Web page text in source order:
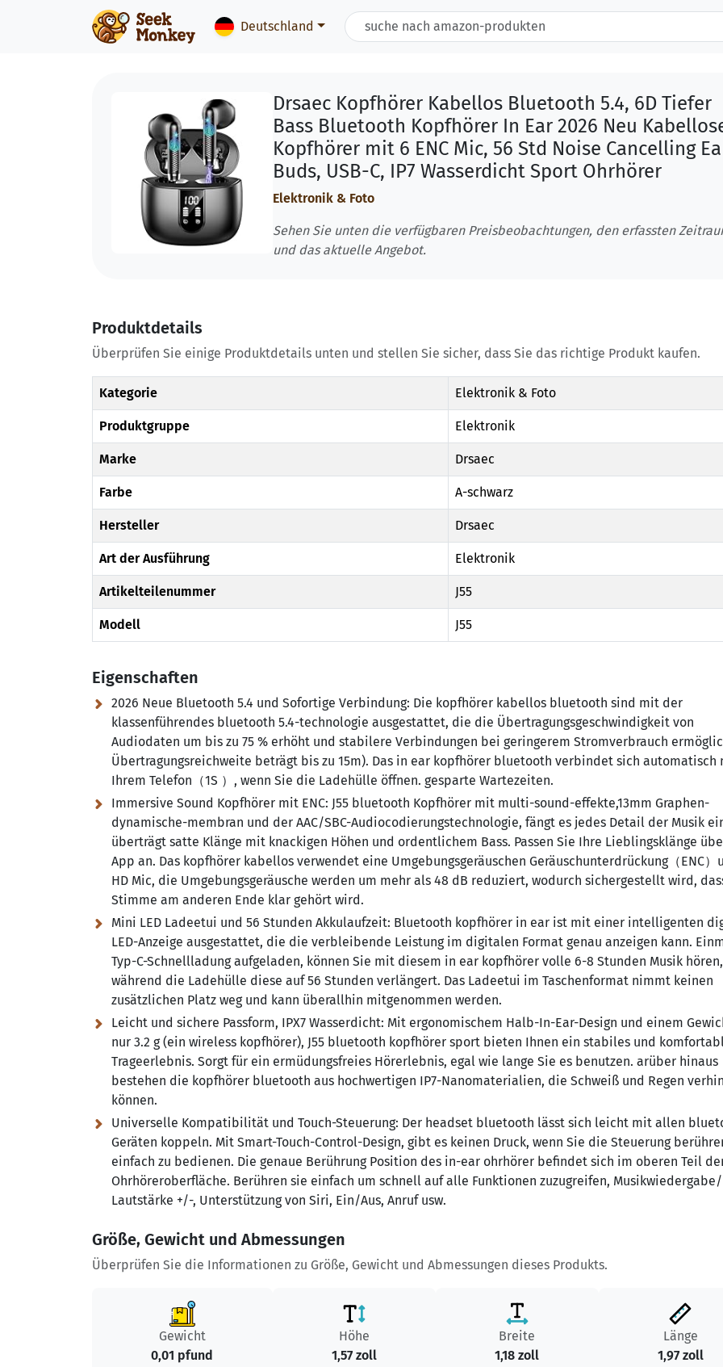
Deutschland
Drsaec Kopfhörer Kabellos Bluetooth 5.4, 6D Tiefer
Bass Bluetooth Kopfhörer In Ear 2026 Neu
Kopfhörer mit 6 ENC Mic, 56 Std Noise Cancelling
Buds, USB-C, IP7 Wasserdicht Sport Ohrhörer
Elektronik & Foto
Sehen Sie unten die verfügbaren Preisbeobachtungen, den erfassten
und das aktuelle Angebot.
Produktdetails
Überprüfen Sie einige Produktdetails unten und stellen Sie sicher, dass Sie das richtige Produkt kaufen.
Kategorie Elektronik & Foto
Produktgruppe Elektronik
Marke Drsaec
Farbe A-schwarz
Hersteller Drsaec
Art der Ausführung Elektronik
Artikelteilenummer J55
Modell J55
Eigenschaften
2026 Neue Bluetooth 5.4 und Sofortige Verbindung: Die kopfhörer kabellos bluetooth sind mit der
klassenführendes bluetooth 5.4-technologie ausgestattet, die die Übertragungsgeschwindigkeit von
Audiodaten um bis zu 75 % erhöht und stabilere Verbindungen bei geringerem Stromverbrauch
Übertragungsreichweite beträgt bis zu 15m). Das in ear kopfhörer bluetooth verbindet sich automatisch
Ihrem Telefon（1S ）, wenn Sie die Ladehülle öffnen. gesparte Wartezeiten.
Immersive Sound Kopfhörer mit ENC: J55 bluetooth Kopfhörer mit multi-sound-effekte,13mm Graphen-
dynamische-membran und der AAC/SBC-Audiocodierungstechnologie, fängt es jedes Detail der Musik
überträgt satte Klänge mit knackigen Höhen und ordentlichem Bass. Passen Sie Ihre Lieblingsklänge
App an. Das kopfhörer kabellos verwendet eine Umgebungsgeräuschen Geräuschunterdrückung（ENC）
HD Mic, die Umgebungsgeräusche werden um mehr als 48 dB reduziert, wodurch sichergestellt wird,
Stimme am anderen Ende klar gehört wird.
Mini LED Ladeetui und 56 Stunden Akkulaufzeit: Bluetooth kopfhörer in ear ist mit einer intelligenten
LED-Anzeige ausgestattet, die die verbleibende Leistung im digitalen Format genau anzeigen kann.
Typ-C-Schnellladung aufgeladen, können Sie mit diesem in ear kopfhörer volle 6-8 Stunden Musik hören,
während die Ladehülle diese auf 56 Stunden verlängert. Das Ladeetui im Taschenformat nimmt keinen
zusätzlichen Platz weg und kann überallhin mitgenommen werden.
Leicht und sichere Passform, IPX7 Wasserdicht: Mit ergonomischem Halb-In-Ear-Design und einem
nur 3.2 g (ein wireless kopfhörer), J55 bluetooth kopfhörer sport bieten Ihnen ein stabiles und
Trageerlebnis. Sorgt für ein ermüdungsfreies Hörerlebnis, egal wie lange Sie es benutzen. arüber hinaus
bestehen die kopfhörer bluetooth aus hochwertigen IP7-Nanomaterialien, die Schweiß und Regen
können.
Universelle Kompatibilität und Touch-Steuerung: Der headset bluetooth lässt sich leicht mit allen
Geräten koppeln. Mit Smart-Touch-Control-Design, gibt es keinen Druck, wenn Sie die Steuerung
einfach zu bedienen. Die genaue Berührung Position des in-ear ohrhörer befindet sich im oberen Teil
Ohrhöreroberfläche. Berühren sie einfach um schnell auf alle Funktionen zuzugreifen, Musikwiedergabe/
Lautstärke +/-, Unterstützung von Siri, Ein/Aus, Anruf usw.
Größe, Gewicht und Abmessungen
Überprüfen Sie die Informationen zu Größe, Gewicht und Abmessungen dieses Produkts.
Gewicht
0,01 pfund
Höhe
1,57 zoll
Breite
1,18 zoll
Länge
1,97 zoll